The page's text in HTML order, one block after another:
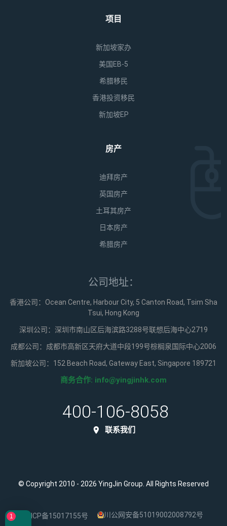
项目
新加坡家办
美国EB-5
希腊移民
香港投资移民
新加坡EP
房产
迪拜房产
英国房产
土耳其房产
日本房产
希腊房产
公司地址：
香港公司：Ocean Centre, Harbour City, 5 Canton Road, Tsim Sha
Tsui, Hong Kong
深圳公司：深圳市南山区后海滨路3288号联想后海中心2719
成都公司：成都市高新区天府大道中段199号棕榈泉国际中心2006
新加坡公司：152 Beach Road, Gateway East, Singapore 189721
商务合作: info@yingjinhk.com
400-106-8058
联系我们
© Copyright 2010 - 2026 YingJin Group. All Rights Reserved
蜀ICP备15017155号 川公网安备51019002008792号
1